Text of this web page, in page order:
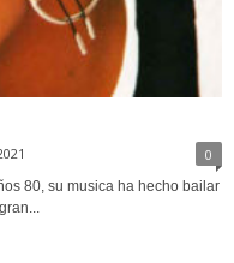
0
80, su musica ha hecho bailar